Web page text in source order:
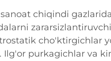
chiqindi
cho'ktirgichlar
purkagichlar va